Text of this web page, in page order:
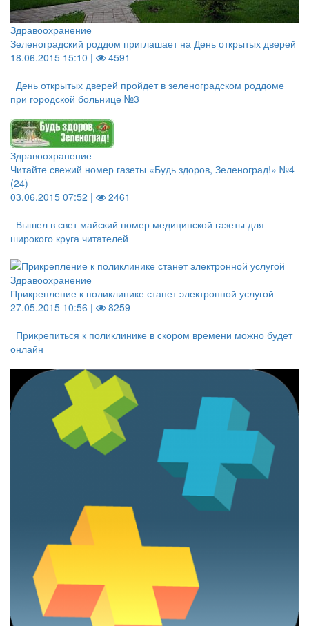
Здравоохранение
Зеленоградский роддом приглашает на День открытых дверей
18.06.2015 15:10 |
4591
День открытых дверей пройдет в зеленоградском роддоме
при городской больнице №3
Здравоохранение
Читайте свежий номер газеты «Будь здоров, Зеленоград!» №4
(24)
03.06.2015 07:52 |
2461
Вышел в свет майский номер медицинской газеты для
широкого круга читателей
Здравоохранение
Прикрепление к поликлинике станет электронной услугой
27.05.2015 10:56 |
8259
Прикрепиться к поликлинике в скором времени можно будет
онлайн